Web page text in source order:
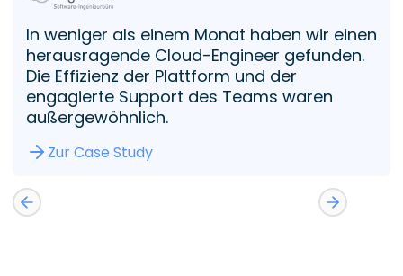
In weniger als einem Monat haben wir einen
herausragende Cloud-Engineer gefunden.
Die Effizienz der Plattform und der
engagierte Support des Teams waren
außergewöhnlich.
Zur Case Study